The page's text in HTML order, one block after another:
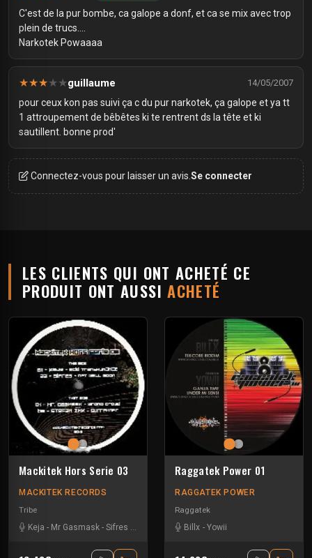
C'est de la pur bombe, ca galope a donf, et ca se mix avec trop
plein de trucs....
Narkotek Powaaaa
★★★★★guillaume 14/05/2007
pour ceux kon pas suivi ça c du pur narkotek, ça galope et ya tt
1 attroupement de bêbêtes ki te rentrent ds la tête et ki
sautillent. bonne prod'
Connectez-vous pour laisser un avis. Se connecter
LES CLIENTS QUI ONT ACHETÉ CE
PRODUIT ONT AUSSIACHETÉ
Mackitek Hors Serie 03
MACKITEK RECORDS
Tribe
Keja - Mr Gasmask - Sifres Stefan ZMK
Raggatek Power 01
RAGGATEK POWER
Raggatek
Billx - Yowii